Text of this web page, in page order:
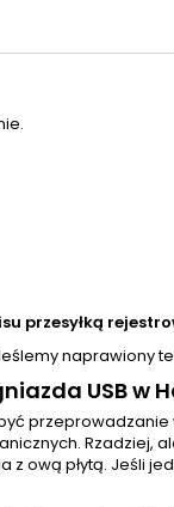
przesyłką
naprawiony
USB w
Rzadziej,
z ową płytą. Jeśli